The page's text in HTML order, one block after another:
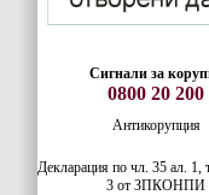
Сигнали за
0800 20 200
Антикорупция
Декларация по чл. 35 ал. 1,
3 от ЗПКОНПИ